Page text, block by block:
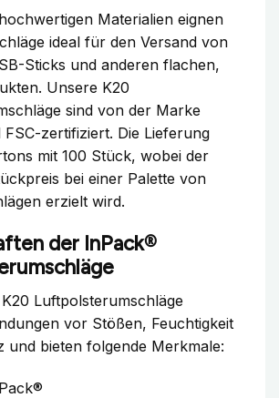
Materialien eignen
ideal für den Versand von
Sticks und anderen flachen,
Unsere K20
sind von der Marke
zertifiziert. Die Lieferung
mit 100 Stück, wobei der
bei einer Palette von
erzielt wird.
der InPack®
Luftpolsterumschläge
vor Stößen, Feuchtigkeit
und bieten folgende Merkmale: